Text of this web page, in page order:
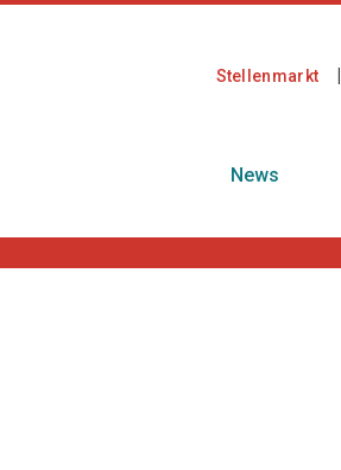
Stellenmarkt
News